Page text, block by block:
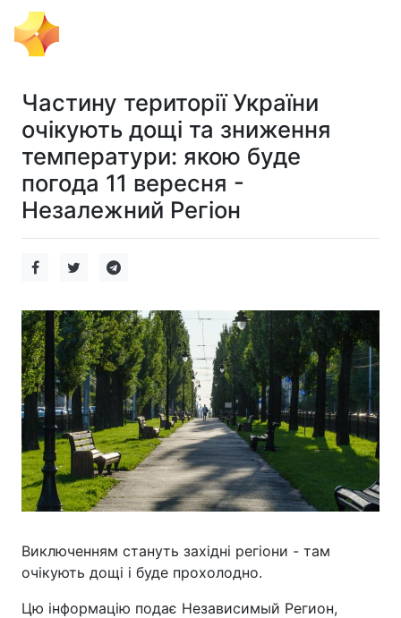
Частину території України
очікують дощі та зниження
температури: якою буде
погода 11 вересня -
Незалежний Регіон
Виключенням стануть західні регіони - там
очікують дощі і буде прохолодно.
Цю інформацію подає Независимый Регион,